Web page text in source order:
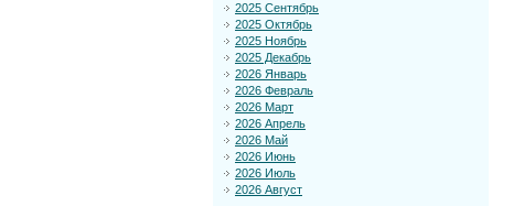
2025 Сентябрь
2025 Октябрь
2025 Ноябрь
2025 Декабрь
2026 Январь
2026 Февраль
2026 Март
2026 Апрель
2026 Май
2026 Июнь
2026 Июль
2026 Август